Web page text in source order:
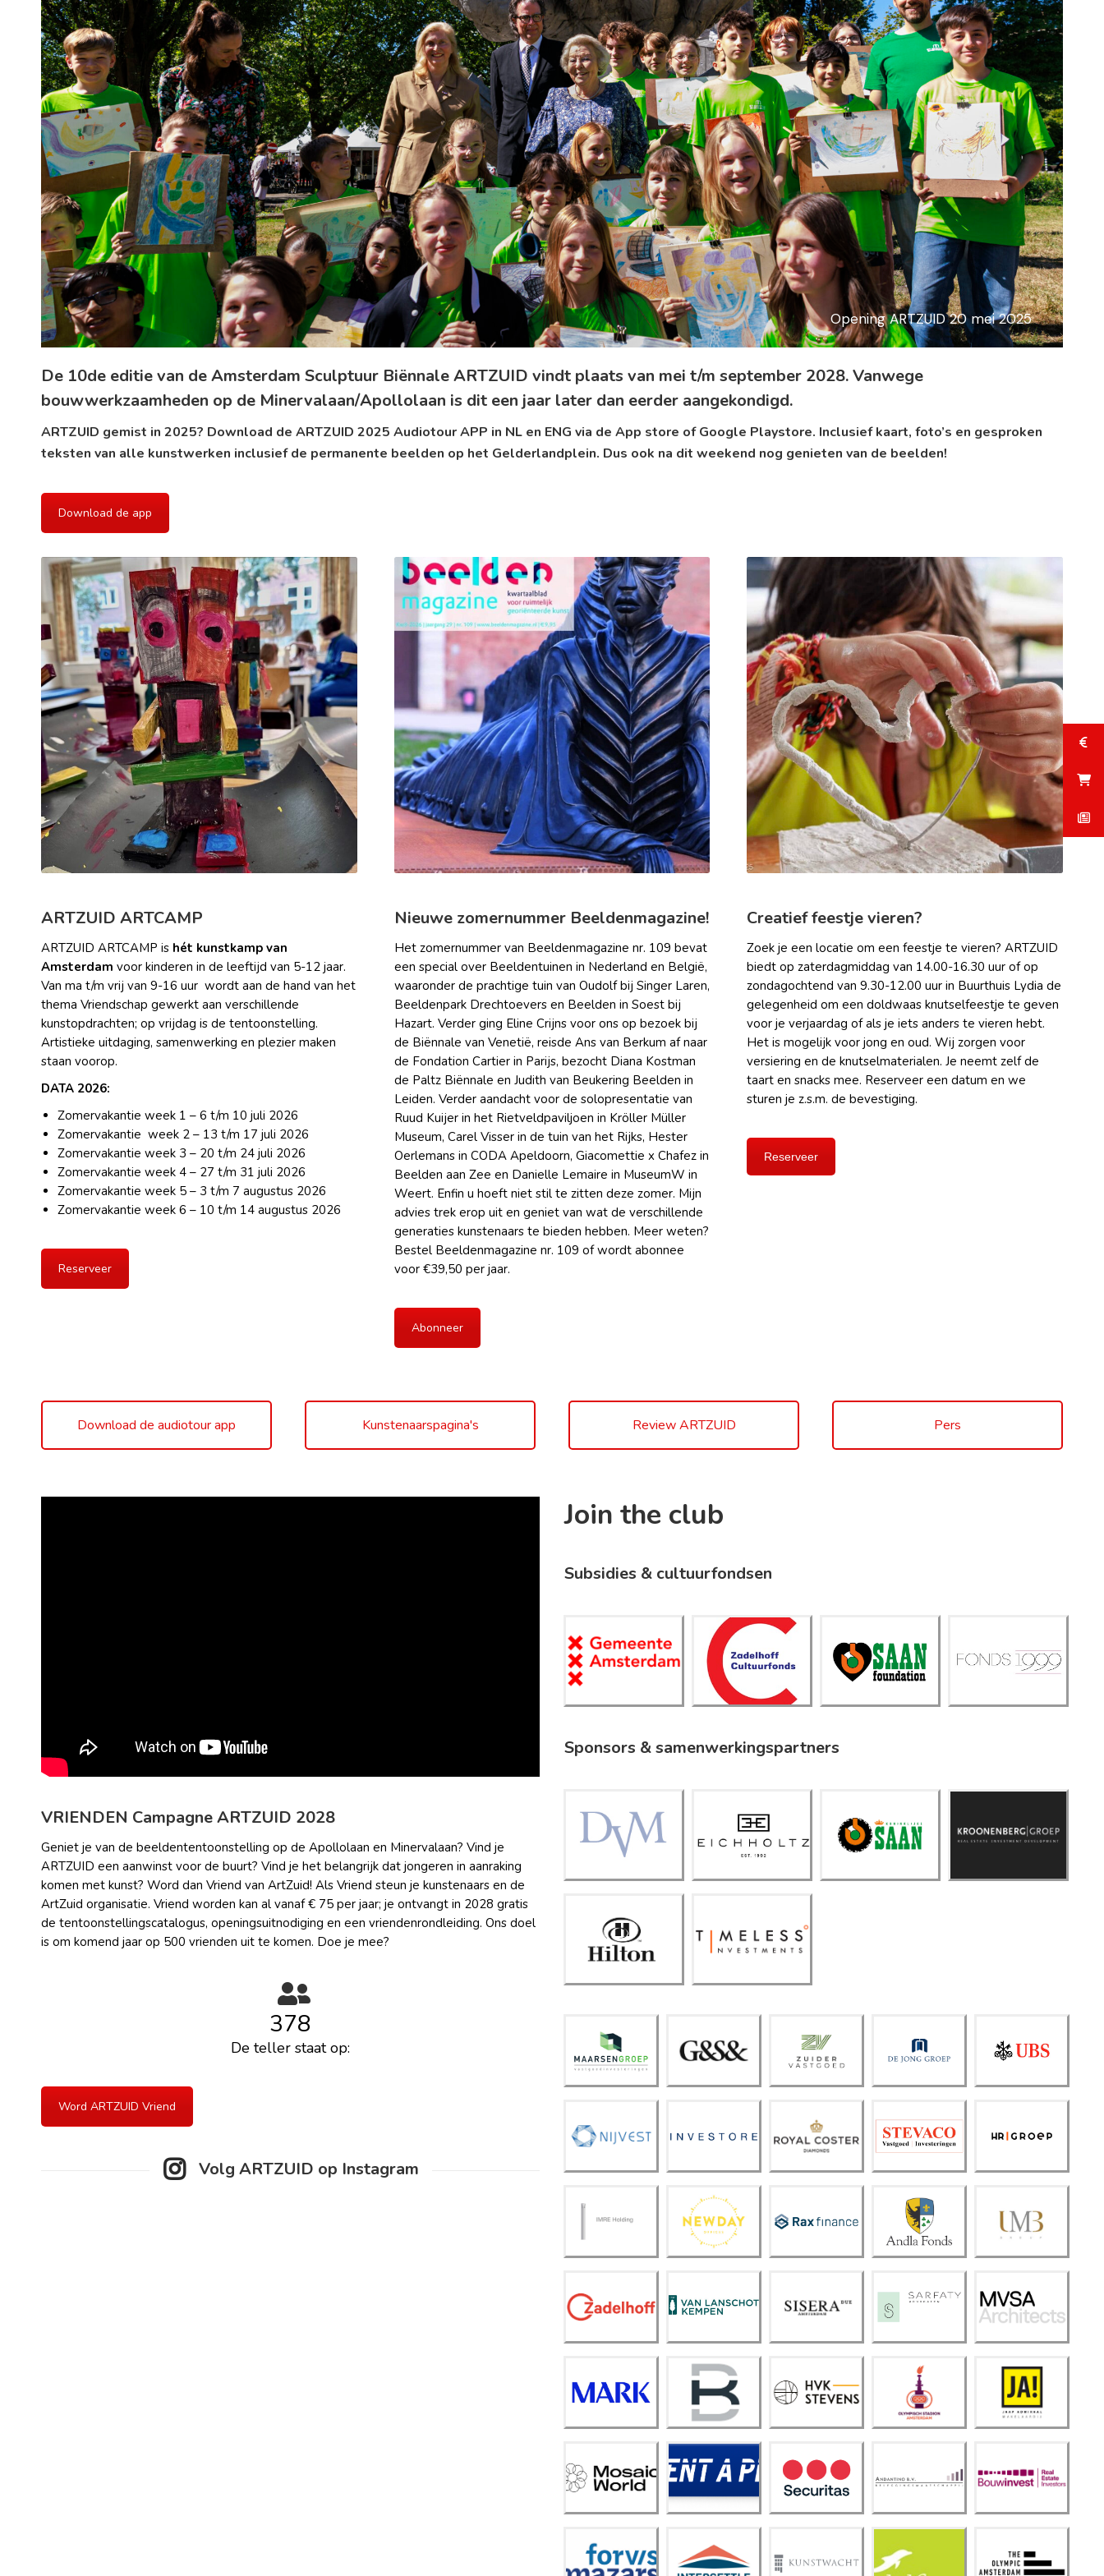
Opening ARTZUID 20 mei 2025
De 10de editie van de Amsterdam Sculptuur Biënnale ARTZUID vindt plaats van mei t/m september 2028. Vanwege
bouwwerkzaamheden op de Minervalaan/Apollolaan is dit een jaar later dan eerder aangekondigd.
ARTZUID gemist in 2025? Download de ARTZUID 2025 Audiotour APP in NL en ENG via de App store ofGoogle Playstore. Inclusief kaart, foto’s en gesproken
teksten van alle kunstwerken inclusief de permanente beelden op het Gelderlandplein. Dus ook na dit weekend nog genieten van de beelden!
Download de app
ARTZUID ARTCAMP
ARTZUID ARTCAMP is hét kunstkamp van
Amsterdam voor kinderen in de leeftijd van 5-12 jaar.
Van ma t/m vrij van 9-16 uur wordt aan de hand van het
thema Vriendschap gewerkt aan verschillende
kunstopdrachten; op vrijdag is de tentoonstelling.
Artistieke uitdaging, samenwerking en plezier maken
staan voorop.
DATA 2026:
Zomervakantie week 1 – 6 t/m 10 juli 2026
Zomervakantie week 2 – 13 t/m 17 juli 2026
Zomervakantie week 3 – 20 t/m 24 juli 2026
Zomervakantie week 4 – 27 t/m 31 juli 2026
Zomervakantie week 5 – 3 t/m 7 augustus 2026
Zomervakantie week 6 – 10 t/m 14 augustus 2026
Reserveer
Nieuwe zomernummer Beeldenmagazine!
Het zomernummer van Beeldenmagazine nr. 109 bevat
een special over Beeldentuinen in Nederland en België,
waaronder de prachtige tuin van Oudolf bij Singer Laren,
Beeldenpark Drechtoevers en Beelden in Soest bij
Hazart. Verder ging Eline Crijns voor ons op bezoek bij
de Biënnale van Venetië, reisde Ans van Berkum af naar
de Fondation Cartier in Parijs, bezocht Diana Kostman
de Paltz Biënnale en Judith van Beukering Beelden in
Leiden. Verder aandacht voor de solopresentatie van
Ruud Kuijer in het Rietveldpaviljoen in Kröller Müller
Museum, Carel Visser in de tuin van het Rijks, Hester
Oerlemans in CODA Apeldoorn, Giacomettie x Chafez in
Beelden aan Zee en Danielle Lemaire in MuseumW in
Weert. Enfin u hoeft niet stil te zitten deze zomer. Mijn
advies trek erop uit en geniet van wat de verschillende
generaties kunstenaars te bieden hebben. Meer weten?
Bestel Beeldenmagazine nr. 109 of wordt abonnee
voor €39,50 per jaar.
Abonneer
Creatief feestje vieren?
Zoek je een locatie om een feestje te vieren? ARTZUID
biedt op zaterdagmiddag van 14.00-16.30 uur of op
zondagochtend van 9.30-12.00 uur in Buurthuis Lydia de
gelegenheid om een doldwaas knutselfeestje te geven
voor je verjaardag of als je iets anders te vieren hebt.
Het is mogelijk voor jong en oud. Wij zorgen voor
versiering en de knutselmaterialen. Je neemt zelf de
taart en snacks mee. Reserveer een datum en we
sturen je z.s.m. de bevestiging.
Reserveer
Download de audiotour app Kunstenaarspagina's Review ARTZUID Pers
VRIENDEN Campagne ARTZUID 2028
Geniet je van de beeldententoonstelling op de Apollolaan en Minervalaan? Vind je
ARTZUID een aanwinst voor de buurt? Vind je het belangrijk dat jongeren in aanraking
komen met kunst? Word dan Vriend van ArtZuid! Als Vriend steun je kunstenaars en de
ArtZuid organisatie. Vriend worden kan al vanaf € 75 per jaar; je ontvangt in 2028 gratis
de tentoonstellingscatalogus, openingsuitnodiging en een vriendenrondleiding. Ons doel
is om komend jaar op 500 vrienden uit te komen. Doe je mee?
378
De teller staat op:
Word ARTZUID Vriend
Volg ARTZUID op Instagram
Join the club
Subsidies & cultuurfondsen
Gemeent
e
Amsterd
Zadelhof
f
Cultuurfo
Saan
Foundati
on
Fonds
1999
Sponsors & samenwerkingspartners
DVM Eicholtz
Koninklijk
e SAAN
berg
Hilton
Amsterd
am
Timeless
Investme
nts
Maar
sen
Groe
p
G&S
&
Zuide
r
Vastg
oed
Jong
Groe
Verm
eulen
Nijve
st
Inves
tore
Coste
r
Diam
Steva
co
Vastg
oed
Groe
Holdi
New
Day
Offic
es
Finan
Andla
Fond
s
UMB
Grou
p
Zadel
hoff
hot
Kemp
Amst
erda
ty
MVS
A
Archit
ects
MAR
K
Kelle
rman
Burea
actie
HVK
Steve
ns
pisch
Stadi
on
Amst
erda
m
JA!
c
Worl
Rent
A Pin
Secur
itas
ntino
B.V.
Bouw
Inves
t
Forvi
s
Maza
inters
ettle
wach
Dolfi
n
pic
Amst